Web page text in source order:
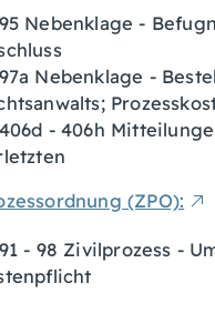
Nebenklage -
Nebenklage -
- 406h
(ZPO):
- 98 Zivilprozess -